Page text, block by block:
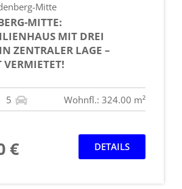
Mitte
MITTE:
MIT DREI
ZENTRALER LAGE –
5 Wohnfl.: 324.00 m²
€ DETAILS